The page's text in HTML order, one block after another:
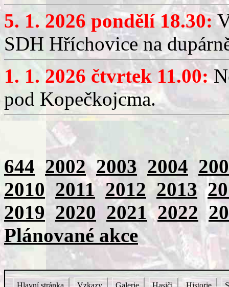
5. 1. 2026 pondělí 18.30:
SDH Hříchovice na
1. 1. 2026 čtvrtek 11.00:
pod Kopečkojcma.
644 2002 2003 2004
2010 2011 2012 2013
2019 2020 2021 2022
Plánované akce
Hlavní stránka Vzkazy Galerie Hasiči Historie